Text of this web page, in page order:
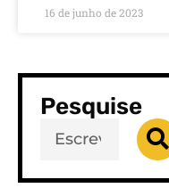
16 de junho de 2023
Pesquise